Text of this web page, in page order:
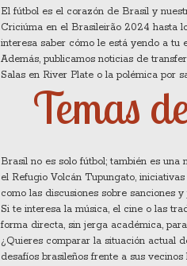
El fútbol es el corazón de Brasil y
Criciúma en el Brasileirão 2024 hasta
interesa saber cómo le está yendo a tu
Además, publicamos noticias de
Salas en River Plate o la polémica por
Temas
Brasil no es solo fútbol; también es
el Refugio Volcán Tupungato,
como las discusiones sobre sanciones
Si te interesa la música, el cine o las
forma directa, sin jerga académica,
¿Quieres comparar la situación actual
desafíos brasileños frente a sus